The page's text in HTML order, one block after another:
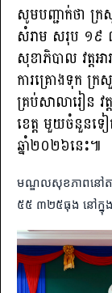
សូមបញ្ជាក់ថា ក្រ
សំរាម សរុប ១៩
សុខាភិបាល វត្ត
ការគ្រោងទុក ក្
គ្រប់សាលារៀន វ
ខេត្ត មួយចំនួនទ
ឆ្នាំ២០២៦នេះ៕
មណ្ឌលសុខភាពនៅត
៥៥ ៣២៥ធុង នៅក្នុង